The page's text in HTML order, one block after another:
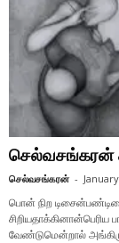
செல்வசங்கரன்
செல்வசங்கரன் -
பொன் நிற
சிறியதாக்கினான்பெரிய
வேண்டுமென்றால்